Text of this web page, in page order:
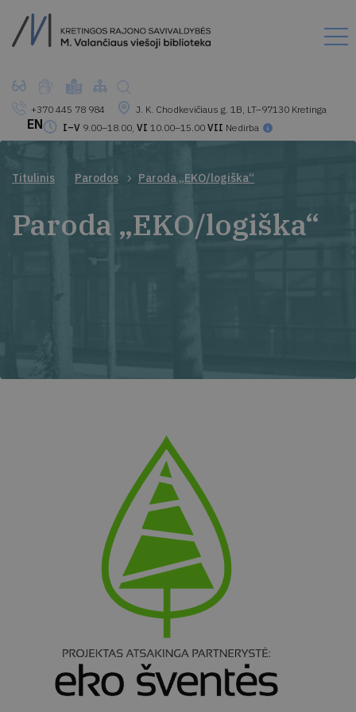
+370 445 78 984
J. K. Chodkevičiaus g. 1B, LT–97130 Kretinga
I–V 9.00–18.00, VI 10.00–15.00 VII Nedirba
EN
Titulinis Parodos Paroda „EKO/logiška“
Paroda „EKO/logiška“